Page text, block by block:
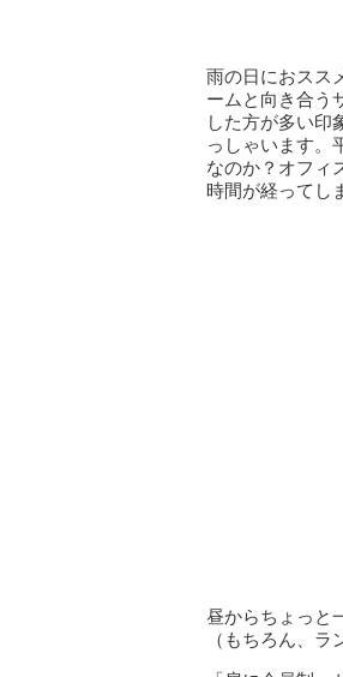
雨の日におスス
ームと向き合う
した方が多い印
っしゃいます。
なのか？オフィ
時間が経ってし
昼からちょっと
（もちろん、